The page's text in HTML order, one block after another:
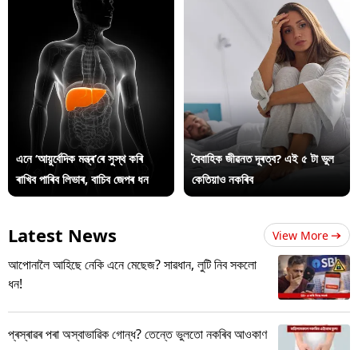
এনে ‘আয়ুৰ্বেদিক মন্ত্ৰ’ৰে সুস্থ কৰি
ৰাখিব পাৰিব লিভাৰ, বাচিব জেপৰ ধন
বৈবাহিক জীৱনত দূৰত্ব? এই ৫ টা ভুল
কেতিয়াও নকৰিব
Latest News View More
আপোনালৈ আহিছে নেকি এনে মেছেজ? সাৱধান, লুটি নিব সকলো
ধন!
প্ৰস্ৰাৱৰ পৰা অস্বাভাৱিক গোন্ধ? তেন্তে ভুলতো নকৰিব আওকাণ